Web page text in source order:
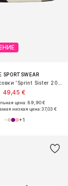
SPORTSWEAR
49,45 €
цена: 89,90 €
низкая цена:37,03 €
+1